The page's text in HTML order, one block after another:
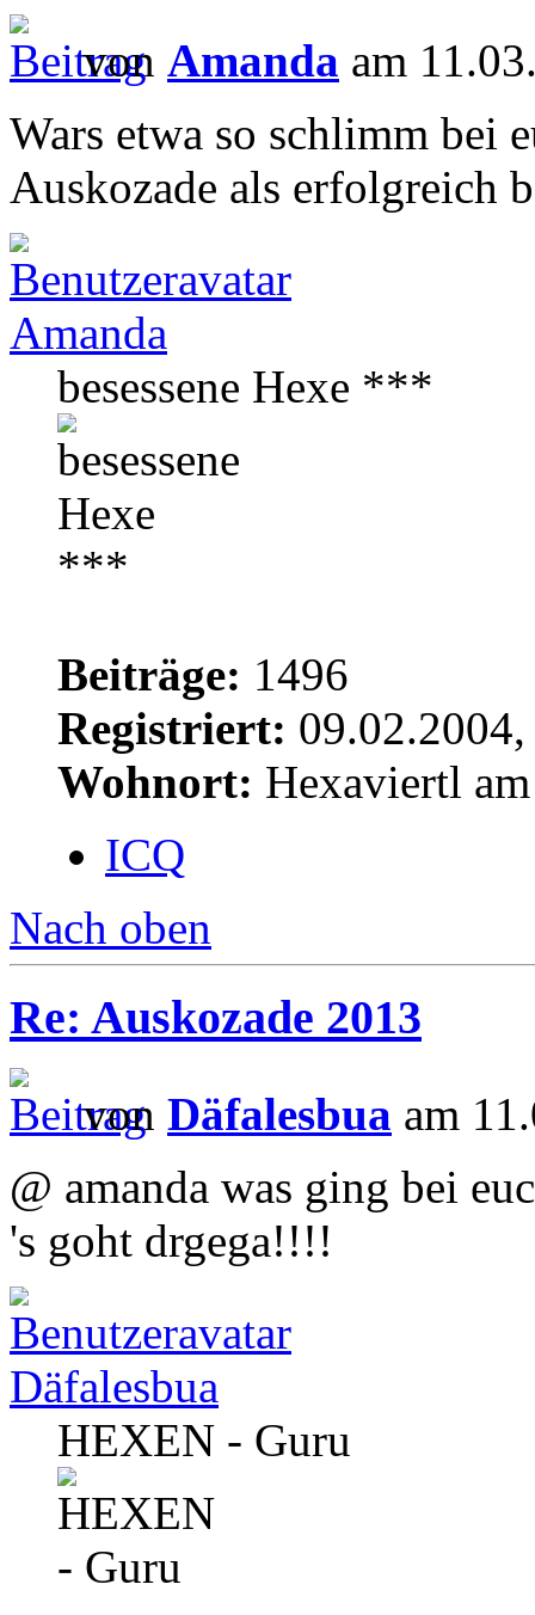
von Amanda am
Wars etwa so schlimm bei
Auskozade als erfolgreich
Amanda
besessene Hexe ***
Beiträge: 1496
Registriert:
Wohnort: Hexaviertl
ICQ
Nach oben
Re: Auskozade 2013
von Däfalesbua am
@ amanda was ging bei
's goht drgega!!!!
Däfalesbua
HEXEN - Guru